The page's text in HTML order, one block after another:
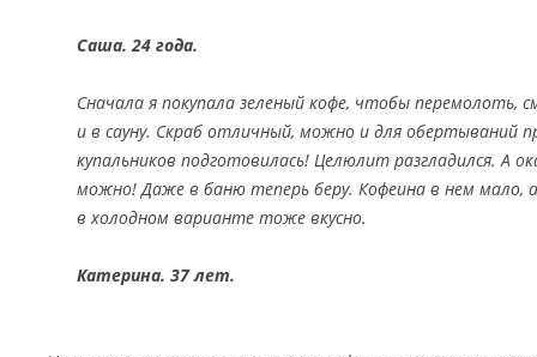
Саша. 24 года.
Сначала я покупала зеленый кофе, чтобы перемолоть,
и в сауну. Скраб отличный, можно и для обертываний
купальников подготовилась! Целюлит разгладился. А
можно! Даже в баню теперь беру. Кофеина в нем
в холодном варианте тоже вкусно.
Катерина. 37 лет.